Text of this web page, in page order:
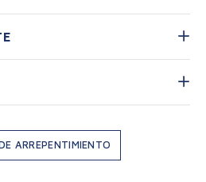
ARREPENTIMIENTO